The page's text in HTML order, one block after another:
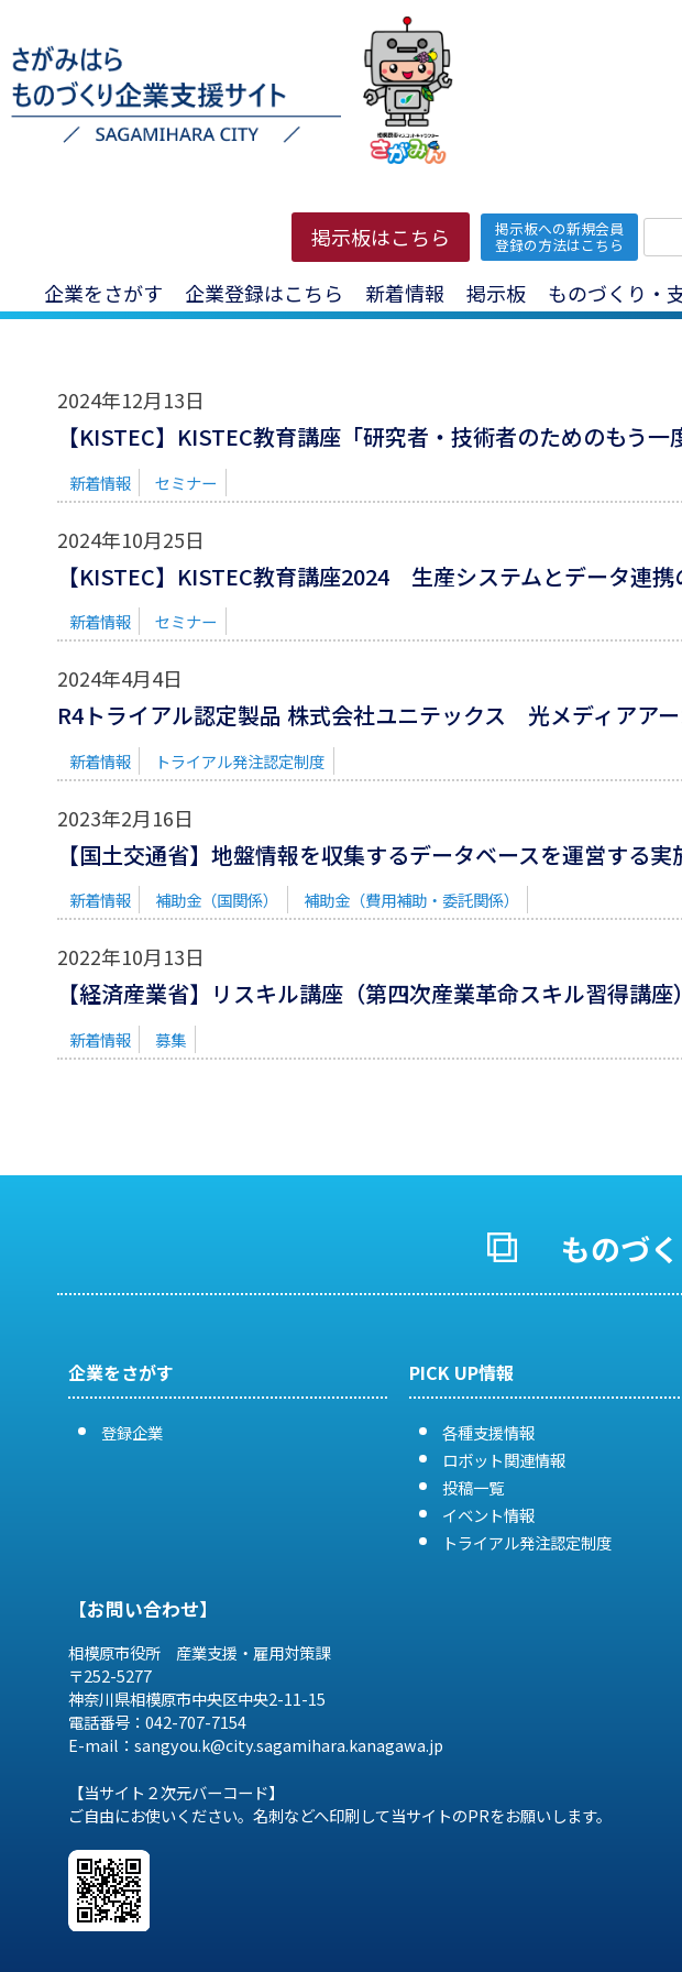
掲示板はこちら 掲示板への新規会員
登録の方法はこちら
企業をさがす 企業登録はこちら 新着情報 掲示板 ものづくり・
2024年12月13日
【KISTEC】KISTEC教育講座「研究者・技術者のためのもう
新着情報 セミナー
2024年10月25日
【KISTEC】KISTEC教育講座2024 生産システムとデータ連
新着情報 セミナー
2024年4月4日
R4トライアル認定製品 株式会社ユニテックス 光メディアア
新着情報 トライアル発注認定制度
2023年2月16日
【国土交通省】地盤情報を収集するデータベースを運営する
新着情報 補助金（国関係） 補助金（費用補助・委託関係）
2022年10月13日
【経済産業省】リスキル講座（第四次産業革命スキル習得講
新着情報 募集
ものづ
企業をさがす
登録企業
PICK UP情報
各種支援情報
ロボット関連情報
投稿一覧
イベント情報
トライアル発注認定制度
【お問い合わせ】
相模原市役所 産業支援・雇用対策課
〒252-5277
神奈川県相模原市中央区中央2-11-15
電話番号：042-707-7154
E-mail：sangyou.k@city.sagamihara.kanagawa.jp
【当サイト２次元バーコード】
ご自由にお使いください。名刺などへ印刷して当サイトのPRをお願いします。